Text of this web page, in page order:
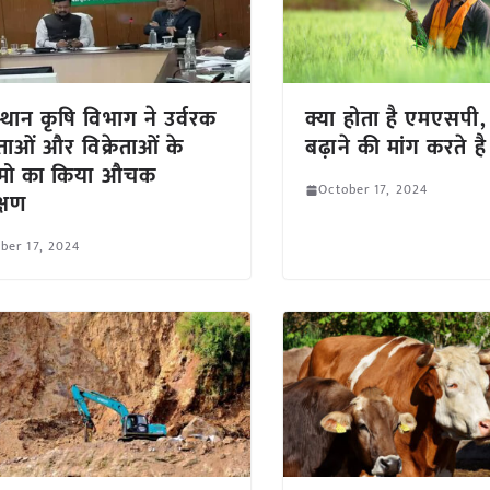
कृषि विभाग ने उर्वरक
और विक्रेताओं के
का किया औचक
17, 2024
क्या होता है
बढ़ाने की मांग करते
October 17, 2024